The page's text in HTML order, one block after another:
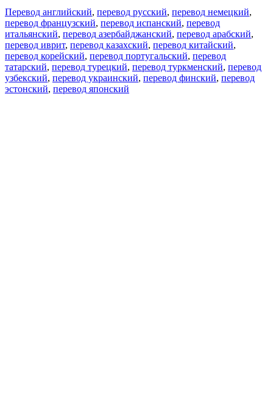
Перевод английский, перевод русский, перевод немецкий,
перевод французский, перевод испанский, перевод
итальянский, перевод азербайджанский, перевод арабский,
перевод иврит, перевод казахский, перевод китайский,
перевод корейский, перевод португальский, перевод
татарский, перевод турецкий, перевод туркменский, перевод
узбекский, перевод украинский, перевод финский, перевод
эстонский, перевод японский